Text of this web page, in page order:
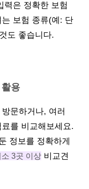
력은 정확한 보험
보험 종류(예: 단
도 좋습니다.
용
문하거나, 여러
를 비교해보세요.
정보를 정확하게
소 3곳 이상 비교견